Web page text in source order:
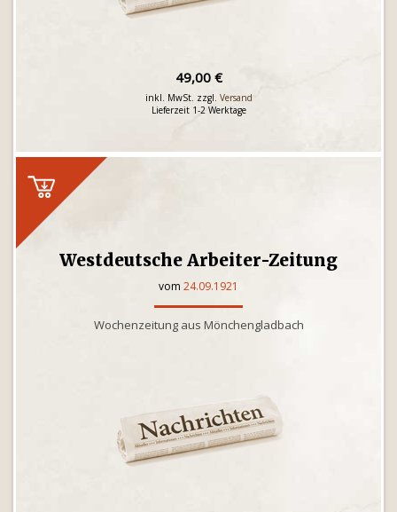
49,00 €
inkl. MwSt. zzgl. Versand
Lieferzeit 1-2 Werktage
Westdeutsche Arbeiter-Zeitung
vom 24.09.1921
Wochenzeitung aus Mönchengladbach